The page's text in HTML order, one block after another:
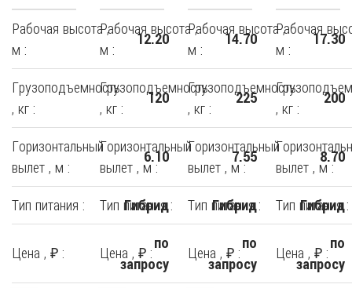
Рабочая высота ,
м :
12.20
Грузоподъемность
, кг :
120
Горизонтальный
вылет , м :
6.10
Тип питания : Гибрид
Цена , ₽ :
по
запросу
Рабочая высота ,
м :
14.70
Грузоподъемность
, кг :
225
Горизонтальный
вылет , м :
7.55
Тип питания : Гибрид
Цена , ₽ :
по
запросу
Рабочая высота ,
м :
17.30
Грузоподъемность
, кг :
200
Горизонтальный
вылет , м :
8.70
Тип питания : Гибрид
Цена , ₽ :
по
запросу
Рабочая
м :
, кг :
вылет , м :
Тип питания :
Цена , ₽ :